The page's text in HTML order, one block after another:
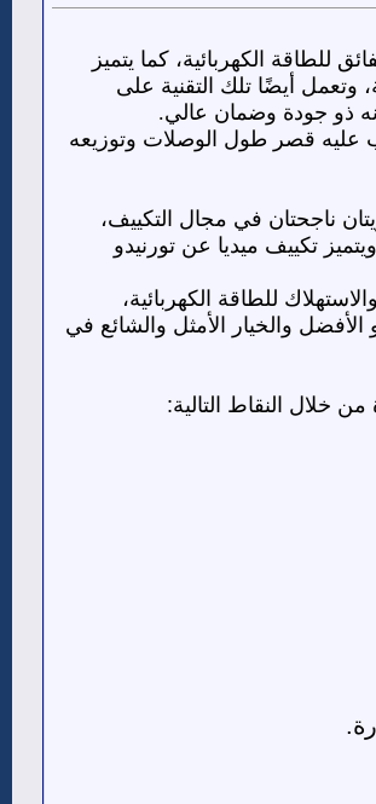
للطاقة الكهربائية، كما يتميز
وتعمل أيضًا تلك التقنية على
ذو جودة وضمان عالي.
عليه قصر طول الوصلات وتوزيعه
ناجحتان في مجال التكييف،
تكييف ميديا عن تورنيدو
للطاقة الكهربائية،
الأفضل والخيار الأمثل والشائع في
خلال النقاط التالية: